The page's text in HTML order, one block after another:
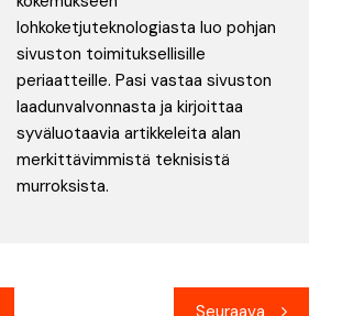
lohkoketjuteknologiasta luo pohjan
sivuston toimituksellisille
periaatteille. Pasi vastaa sivuston
laadunvalvonnasta ja kirjoittaa
syväluotaavia artikkeleita alan
merkittävimmistä teknisistä
murroksista.
Seuraava